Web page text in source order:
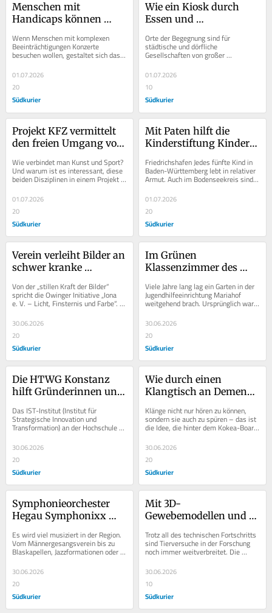
Menschen mit
Handicaps können
Schlagzeug und Klavier
spielen
Wenn Menschen mit komplexen
Beeinträchtigungen Konzerte
besuchen wollen, gestaltet sich das
häufig schwierig. Ohne Assistenz ist
es ihnen kaum...
01.07.2026
20
Südkurier
Wie ein Kiosk durch
Essen und
Menschen
zusammenführt
Orte der Begegnung sind für
städtische und dörfliche
Gesellschaften von großer
Bedeutung. Sie sind niederschwellige
Angebote, an denen Menschen...
01.07.2026
10
Südkurier
Projekt KFZ vermittelt
den freien Umgang von
Wie verbindet man Kunst und Sport?
Und warum ist es interessant, diese
beiden Disziplinen in einem Projekt
miteinander zu verbinden? Vor diesen
Fragen...
01.07.2026
20
Südkurier
Mit Paten hilft die
Kinderstiftung Kindern,
meistern
Friedrichshafen Jedes fünfte Kind in
Baden-Württemberg lebt in relativer
Armut. Auch im Bodenseekreis sind
analysiert...
01.07.2026
20
Südkurier
Verein verleiht Bilder an
schwer kranke
Kraft und Zuversicht
spenden
Von der „stillen Kraft der Bilder“
spricht die Owinger Initiative „Iona
e. V. – Licht, Finsternis und Farbe“.
Es geht um die...
30.06.2026
20
Südkurier
Im Grünen
Klassenzimmer des
Jugendliche, die Natur
zu respektieren
Viele Jahre lang lag ein Garten in der
Jugendhilfeeinrichtung Mariahof
weitgehend brach. Ursprünglich war
er einmal vom Orden der
Franziskanerinnen...
30.06.2026
20
Südkurier
Die HTWG Konstanz
hilft Gründerinnen und
ersten Kilometer
Das IST-Institut (Institut für
Strategische Innovation und
Transformation) an der Hochschule
Konstanz hat sich der
Gründungsförderung verschrieben....
30.06.2026
20
Südkurier
Wie durch einen
Klangtisch an Demenz
erreichen sind
Klänge nicht nur hören zu können,
sondern sie auch zu spüren – das ist
die Idee, die hinter dem Kokea-Board
steckt. Das Kokea-Board ist ein...
30.06.2026
20
Südkurier
Symphonieorchester
Hegau Symphonixx
Projekt auf die Bühne
Es wird viel musiziert in der Region.
Vom Männergesangsverein bis zu
Blaskapellen, Jazzformationen oder
klassischen Orchestern – immer
wieder liegt...
30.06.2026
20
Südkurier
Mit 3D-
Gewebemodellen und
Hochschule
Tierversuchen den
Trotz all des technischen Fortschritts
sind Tierversuche in der Forschung
noch immer weitverbreitet. Die
einem...
30.06.2026
10
Südkurier